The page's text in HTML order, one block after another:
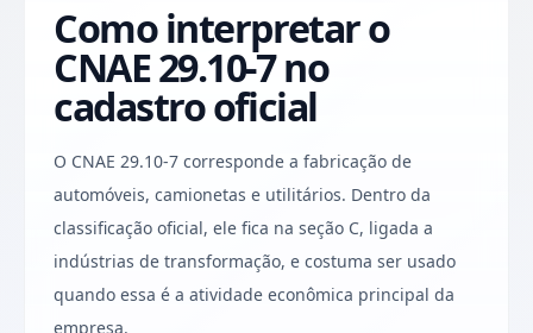
Como interpretar o
CNAE 29.10-7 no
cadastro oficial
O CNAE 29.10-7 corresponde a fabricação de
automóveis, camionetas e utilitários. Dentro da
classificação oficial, ele fica na seção C, ligada a
indústrias de transformação, e costuma ser usado
quando essa é a atividade econômica principal da
empresa.